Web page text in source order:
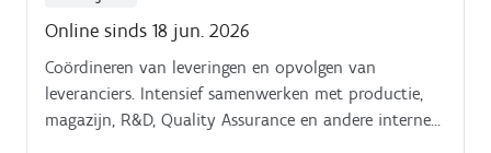
Online sinds 18 jun. 2026
Coördineren van leveringen en opvolgen van
leveranciers. Intensief samenwerken met productie,
magazijn, R&D, Quality Assurance en andere interne